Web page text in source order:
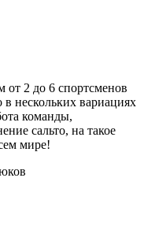
от 2 до 6 спортсменов
нескольких вариациях
команды,
сальто, на такое
мире!